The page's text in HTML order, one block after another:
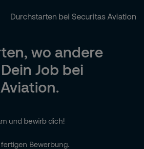
Durchstarten bei Securitas Aviation
wo andere
Job bei
und bewirb dich!
Bewerbung.